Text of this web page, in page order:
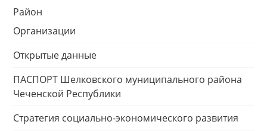
Район
Организации
Открытые данные
ПАСПОРТ Шелковского муниципального района
Чеченской Республики
Стратегия социально-экономического развития